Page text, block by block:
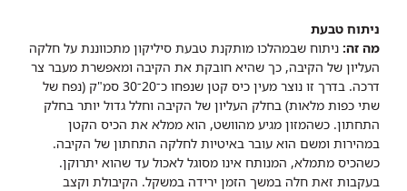
ניתוח טבעת
מה זה: ניתוח שבמהלכו מותקנת טבעת סיליקון מתכווננת על חלקה
העליון של הקיבה, כך שהיא חובקת את הקיבה ומאפשרת מעבר צר
דרכה. בדרך זו נוצר מעין כיס קטן שנפחו כ־20־30 סמ"ק (נפח של
שתי כפות מלאות) בחלק העליון של הקיבה וחלל גדול יותר בחלק
התחתון. כשהמזון מגיע מהוושט, הוא ממלא את הכיס הקטן
במהירות ומשם הוא עובר באיטיות לחלקה התחתון של הקיבה.
כשהכיס מתמלא, המנותח אינו מסוגל לאכול עד שהוא יתרוקן.
בעקבות זאת חלה במשך הזמן ירידה במשקל. הקיבולת וקצב